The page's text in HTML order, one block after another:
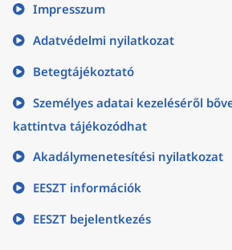
Impresszum
Adatvédelmi nyilatkozat
Betegtájékoztató
Személyes adatai kezeléséről
kattintva tájékozódhat
Akadálymenetesítési nyilatkozat
EESZT információk
EESZT bejelentkezés